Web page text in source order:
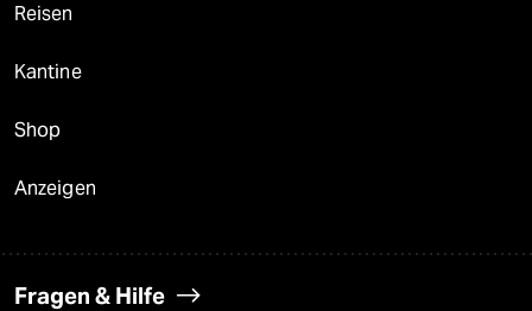
Reisen
Kantine
Shop
Anzeigen
Fragen & Hilfe